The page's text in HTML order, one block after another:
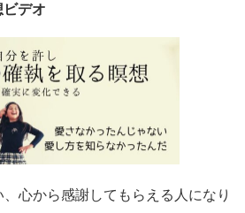
デオ
心から感謝してもらえる人になり